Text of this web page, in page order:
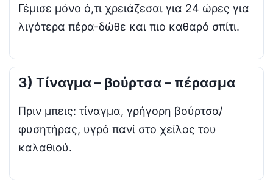
Γέμισε μόνο ό,τι χρειάζεσαι για 24 ώρες για
λιγότερα πέρα-δώθε και πιο καθαρό σπίτι.
3) Τίναγμα – βούρτσα – πέρασμα
Πριν μπεις: τίναγμα, γρήγορη βούρτσα/
φυσητήρας, υγρό πανί στο χείλος του
καλαθιού.